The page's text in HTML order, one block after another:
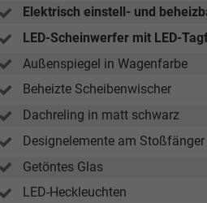
Elektrisch einstell- und
LED-Scheinwerfer mit LED-
Außenspiegel in Wagenfarbe
Beheizte Scheibenwischer
Dachreling in matt schwarz
Designelemente am
Getöntes Glas
LED-Heckleuchten